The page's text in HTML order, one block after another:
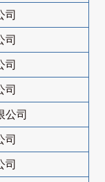
司
司
司
司
公司
司
司